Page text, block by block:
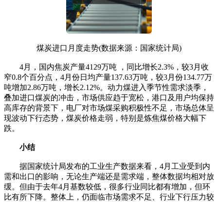
煤炭进口月度走势(数据来源：国家统计局)
4月，国内焦炭产量4129万吨 ，同比增长2.3%，较3月收
窄0.8个百分点，4月份日均产量137.63万吨，较3月份134.77万
吨增加2.86万吨，增长2.12%。动力煤进入季节性需求淡季，
叠加进口煤炭的冲击，市场供应趋于宽松，港口及用户均保持
高库存的背景下，电厂对市场煤采购积极性不足，市场总体呈
现波动下行态势，煤炭价格走弱，特别是炼焦煤价格大幅下
跌。
小结
据国家统计局发布的工业生产数据来看，4月工业受到内
需和出口的影响，无论生产端还是需求端，整体数据均相对放
缓。但由于去年4月基数较低，很多行业同比都有增加，但环
比有所下降。整体上，仍面临市场需求不足、行业下行压力较